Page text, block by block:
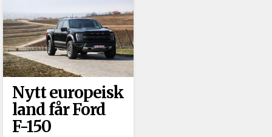
Nytt europeisk
land får Ford
F-150